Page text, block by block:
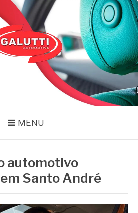
MENU
automotivo
Santo André